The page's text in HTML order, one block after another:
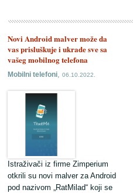
Novi Android malver može da
vas prisluškuje i ukrade sve sa
vašeg mobilnog telefona
Mobilni telefoni,06.10.2022.
Istraživači iz firme Zimperium
otkrili su novi malver za Android
pod nazivom „RatMilad“ koji se